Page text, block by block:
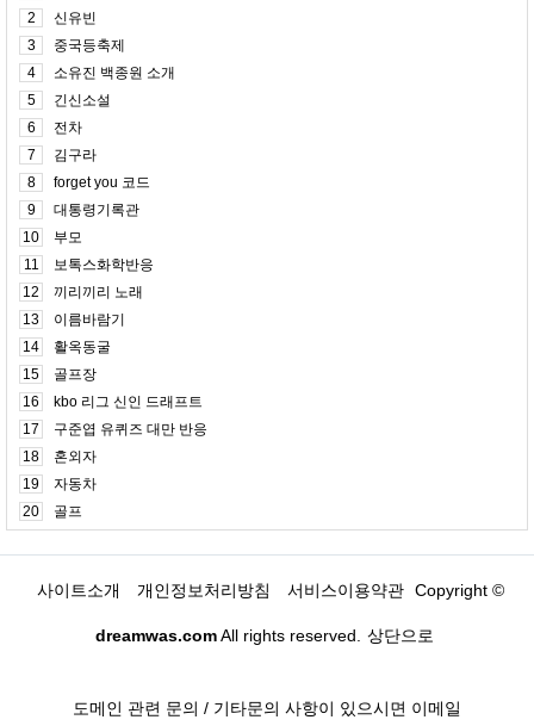
2
신유빈
3
중국등축제
4
소유진 백종원 소개
5
긴신소설
6
전차
7
김구라
8
forget you 코드
9
대통령기록관
10
부모
11
보톡스화학반응
12
끼리끼리 노래
13
이름바람기
14
활옥동굴
15
골프장
16
kbo 리그 신인 드래프트
17
구준엽 유퀴즈 대만 반응
18
혼외자
19
자동차
20
골프
사이트소개 개인정보처리방침 서비스이용약관 Copyright ©
dreamwas.comAll rights reserved. 상단으로
도메인 관련 문의 / 기타문의 사항이 있으시면 이메일